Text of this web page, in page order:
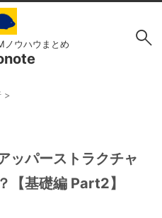
ノウハウまとめ
>
ッパーストラクチャ
【基礎編 Part2】